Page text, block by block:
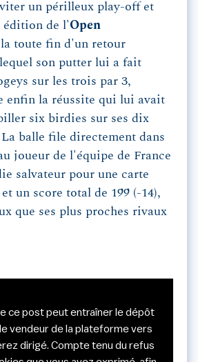
un périlleux play-off et
édition de l'Open
toute fin d'un retour
son putter lui a fait
sur les trois par 3,
enfin la réussite qui lui avait
six birdies sur ses dix
balle file directement dans
joueur de l'équipe de France
salvateur pour une carte
un score total de 199 (-14),
que ses plus proches rivaux
ce post peut entraîner le dépôt
vendeur de la plateforme vers
dirigé. Compte tenu du refus